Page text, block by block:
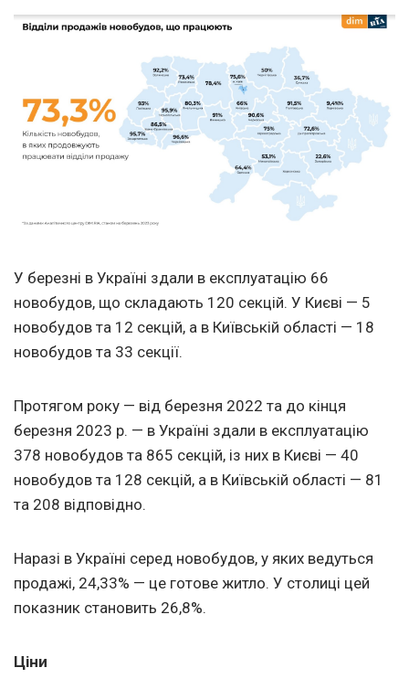
У березні в Україні здали в експлуатацію 66
новобудов, що складають 120 секцій. У Києві — 5
новобудов та 12 секцій, а в Київській області — 18
новобудов та 33 секції.
Протягом року — від березня 2022 та до кінця
березня 2023 р. — в Україні здали в експлуатацію
378 новобудов та 865 секцій, із них в Києві — 40
новобудов та 128 секцій, а в Київській області — 81
та 208 відповідно.
Наразі в Україні серед новобудов, у яких ведуться
продажі, 24,33% — це готове житло. У столиці цей
показник становить 26,8%.
Ціни